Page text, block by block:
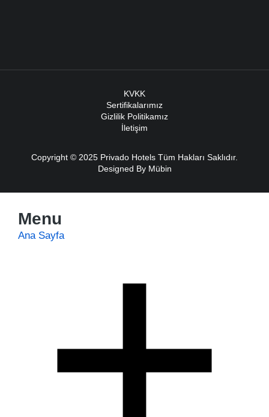
Copyright © 2025 Privado Hotels Tüm Hakları Saklıdır.
Designed By Mübin
KVKK
Sertifikalarımız
Gizlilik Politikamız
İletişim
Menu
Ana Sayfa